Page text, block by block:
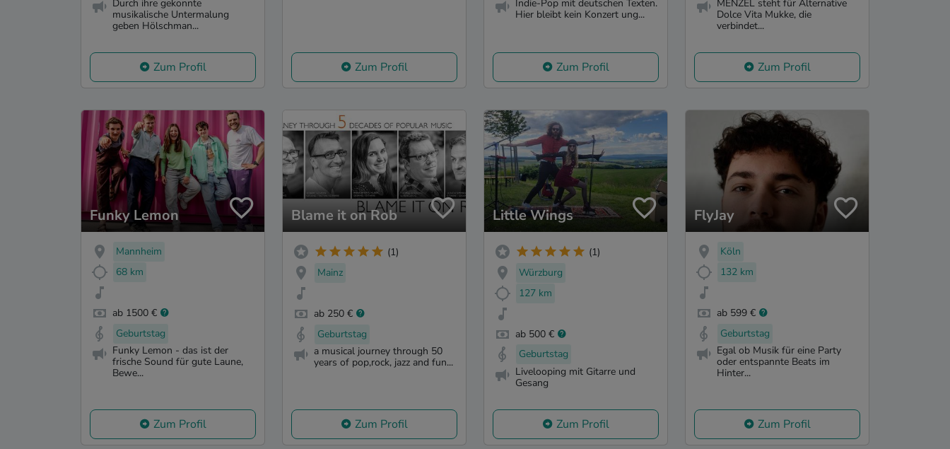
Durch ihre gekonnte
musikalische Untermalung
geben Hölschman...
Zum Profil Zum Profil
Indie-Pop mit deutschen Texten.
Hier bleibt kein Konzert ung...
Zum Profil
MENZEL steht für Alternative
Dolce Vita Mukke, die
verbindet...
Zum Profil
Funky Lemon
Mannheim
68 km
ab 1500 €
Geburtstag
Funky Lemon - das ist der
frische Sound für gute Laune,
Bewe...
Zum Profil
Blame it on Rob
(1)
Mainz
ab 250 €
Geburtstag
a musical journey through 50
years of pop,rock, jazz and fun...
Zum Profil
Little Wings
(1)
Würzburg
127 km
ab 500 €
Geburtstag
Livelooping mit Gitarre und
Gesang
Zum Profil
FlyJay
Köln
132 km
ab 599 €
Geburtstag
Egal ob Musik für eine Party
oder entspannte Beats im
Hinter...
Zum Profil